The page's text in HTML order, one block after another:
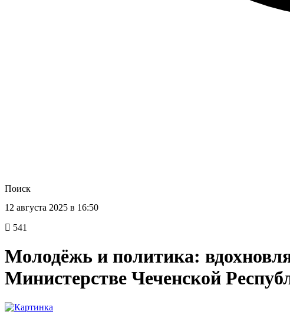
Поиск
12 августа 2025 в 16:50
541
Молодёжь и политика:
Министерстве Чеченской